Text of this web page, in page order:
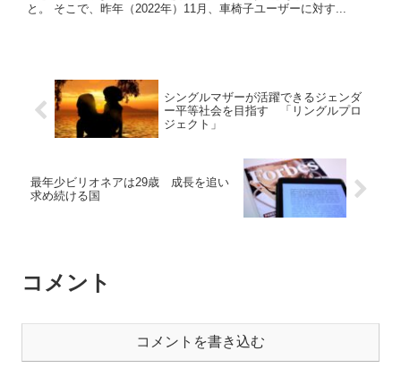
と。 そこで、昨年（2022年）11月、車椅子ユーザーに対す...
シングルマザーが活躍できるジェンダ
ー平等社会を目指す 「リングルプロ
ジェクト」
最年少ビリオネアは29歳 成長を追い
求め続ける国
コメント
コメントを書き込む